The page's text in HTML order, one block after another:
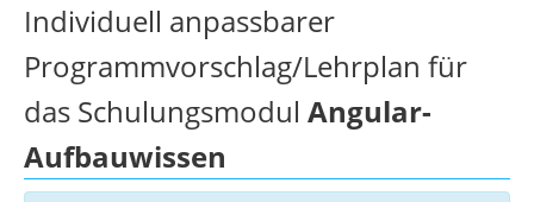
Individuell anpassbarer
Programmvorschlag/Lehrplan für
das Schulungsmodul Angular-
Aufbauwissen